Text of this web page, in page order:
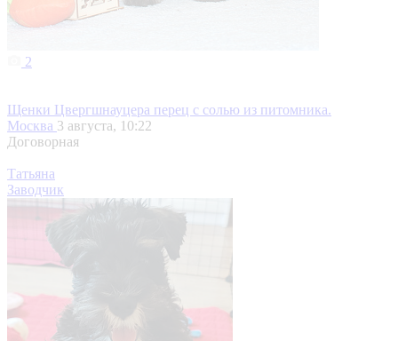
2
Щенки Цвергшнауцера перец с солью из питомника.
Москва 3 августа, 10:22
Договорная
Татьяна
Заводчик